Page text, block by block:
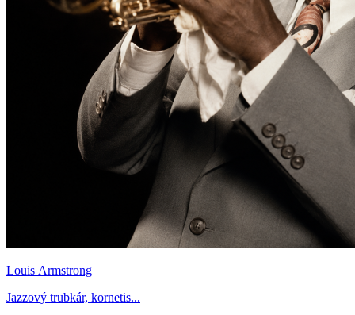
Louis Armstrong
Jazzový trubkár, kornetis...